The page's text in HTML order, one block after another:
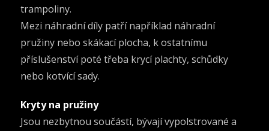
trampoliny.
Mezi náhradní díly patří například náhradní
pružiny nebo skákací plocha, k ostatnímu
příslušenství poté třeba krycí plachty, schůdky
nebo kotvící sady.
Kryty na pružiny
Jsou nezbytnou součástí, bývají vypolstrované a